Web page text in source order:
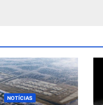
NOTÍCIAS